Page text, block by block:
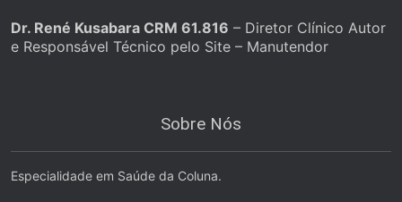
Dr. René Kusabara CRM 61.816 – Diretor Clínico Autor
e Responsável Técnico pelo Site – Manutendor
Sobre Nós
Especialidade em Saúde da Coluna.